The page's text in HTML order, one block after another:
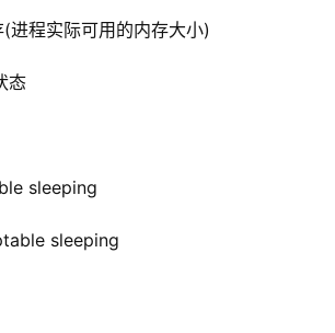
(进程实际可用的内存大小)
态
sleeping
sleeping